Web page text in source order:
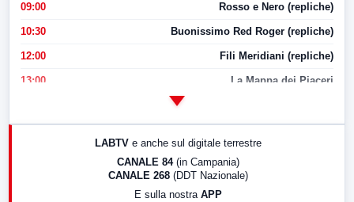
09:00 Rosso e Nero (repliche)
10:30 Buonissimo Red Roger (repliche)
12:00 Fili Meridiani (repliche)
13:00 La Mappa dei Piaceri
LABTV e anche sul digitale terrestre
CANALE 84 (in Campania)
CANALE 268 (DDT Nazionale)
E sulla nostra APP